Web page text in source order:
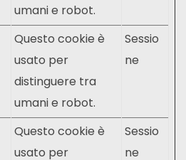
umani e robot.
Questo cookie è
usato per
distinguere tra
umani e robot.
Sessio
ne
Questo cookie è
usato per
Sessio
ne